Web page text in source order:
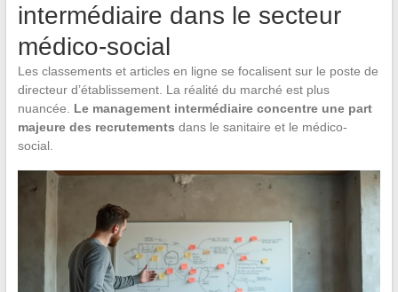
intermédiaire dans le secteur
médico-social
Les classements et articles en ligne se focalisent sur le poste de
directeur d’établissement. La réalité du marché est plus
nuancée. Le management intermédiaire concentre une part
majeure des recrutements dans le sanitaire et le médico-
social.